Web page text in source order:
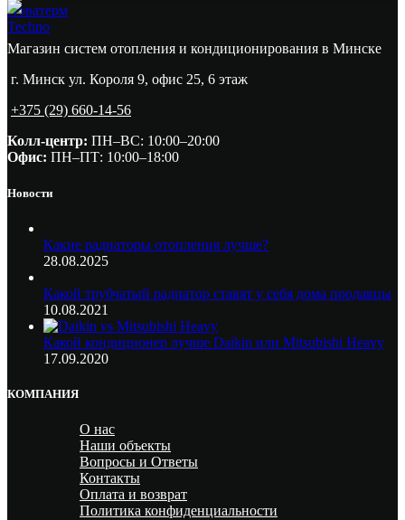
Новатерм
Techno
Магазин систем отопления и кондиционирования в Минске
г. Минск ул. Короля 9, офис 25, 6 этаж
+375 (29) 660-14-56
Колл-центр: ПН–ВС: 10:00–20:00​
Офис: ПН–ПТ: 10:00–18:00
Новости
Какие радиаторы отопления лучше?
28.08.2025
Какой трубчатый радиатор ставят у себя дома продавцы
10.08.2021
Какой кондиционер лучше Daikin или Mitsubishi Heavy
17.09.2020
КОМПАНИЯ
О нас
Наши объекты
Вопросы и Ответы
Контакты
Оплата и возврат
Политика конфиденциальности